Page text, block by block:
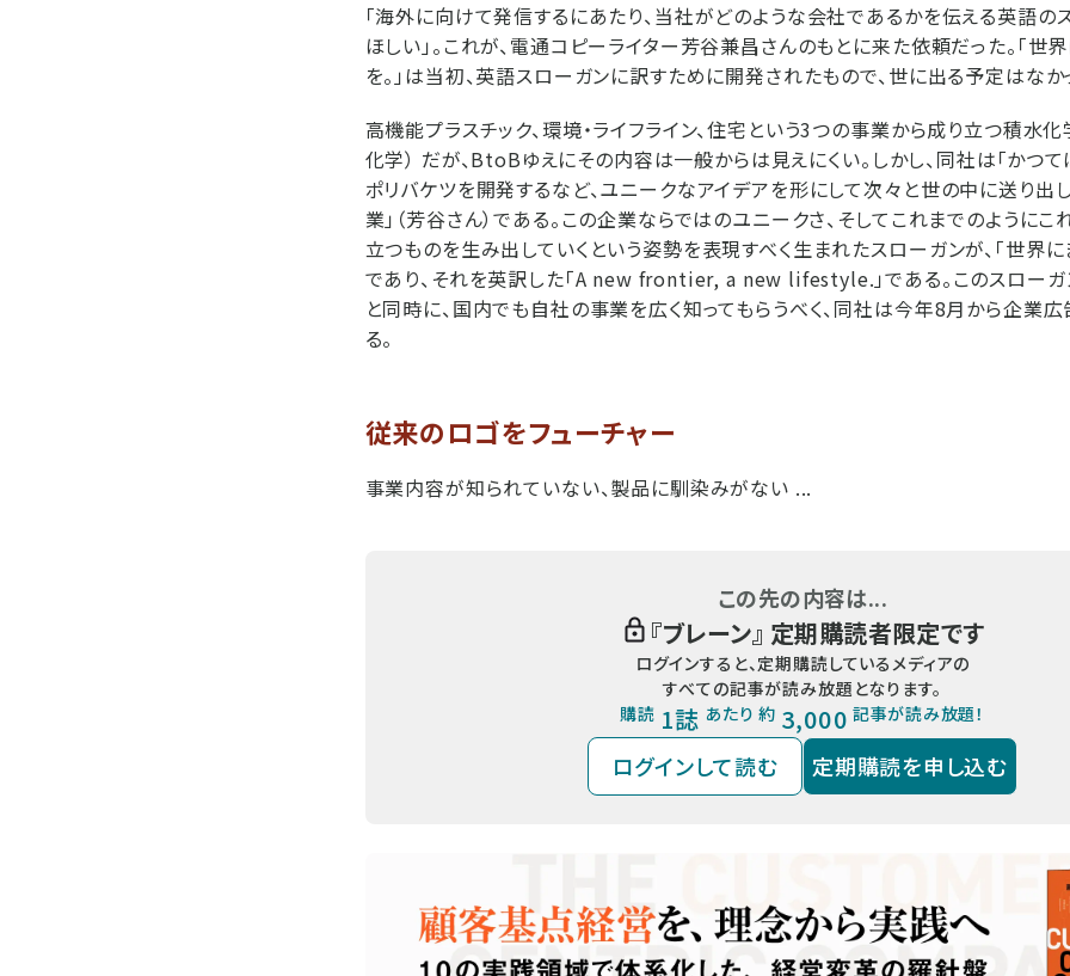
「海外に向けて発信するにあたり、当社がどのような会社であるかを伝える英語の
ほしい」。これが、電通コピーライター芳谷兼昌さんのもとに来た依頼だった。「世
を。」は当初、英語スローガンに訳すために開発されたもので、世に出る予定はなか
高機能プラスチック、環境・ライフライン、住宅という3つの事業から成り立つ積水
化学） だが、BtoBゆえにその内容は一般からは見えにくい。しかし、同社は「かつ
ポリバケツを開発するなど、ユニークなアイデアを形にして次々と世の中に送り出
業」（芳谷さん）である。この企業ならではのユニークさ、そしてこれまでのように
立つものを生み出していくという姿勢を表現すべく生まれたスローガンが、「世界に
であり、それを英訳した「A new frontier, a new lifestyle.」である。このスロー
と同時に、国内でも自社の事業を広く知ってもらうべく、同社は今年8月から企業
る。
従来のロゴをフューチャー
事業内容が知られていない、製品に馴染みがない ...
この先の内容は...
『ブレーン』 定期購読者限定です
ログインすると、定期購読しているメディアの
すべての記事が読み放題となります。
購読 1誌 あたり 約 3,000 記事が読み放題！
ログインして読む 定期購読を申し込む